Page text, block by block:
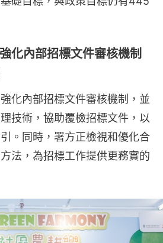
化內部招標文件審核機制
化內部招標文件審核機制，並
技術，協助覆檢招標文件，以
。同時，署方正檢視和優化合
法，為招標工作提供更務實的